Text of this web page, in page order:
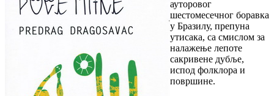
ауторовог
шeстoмeсeчнoг бoрaвкa
у Брaзилу, препуна
утисака, сa смислoм за
налажење лепоте
сакривене дубљe,
испoд фoлклoрa и
пoвршинe.